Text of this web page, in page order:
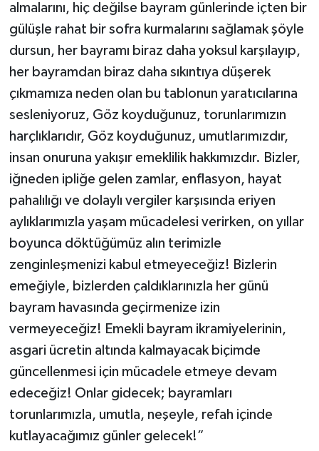
almalarını, hiç değilse bayram günlerinde içten bir
gülüşle rahat bir sofra kurmalarını sağlamak şöyle
dursun, her bayramı biraz daha yoksul karşılayıp,
her bayramdan biraz daha sıkıntıya düşerek
çıkmamıza neden olan bu tablonun yaratıcılarına
sesleniyoruz, Göz koyduğunuz, torunlarımızın
harçlıklarıdır, Göz koyduğunuz, umutlarımızdır,
insan onuruna yakışır emeklilik hakkımızdır. Bizler,
iğneden ipliğe gelen zamlar, enflasyon, hayat
pahalılığı ve dolaylı vergiler karşısında eriyen
aylıklarımızla yaşam mücadelesi verirken, on yıllar
boyunca döktüğümüz alın terimizle
zenginleşmenizi kabul etmeyeceğiz! Bizlerin
emeğiyle, bizlerden çaldıklarınızla her günü
bayram havasında geçirmenize izin
vermeyeceğiz! Emekli bayram ikramiyelerinin,
asgari ücretin altında kalmayacak biçimde
güncellenmesi için mücadele etmeye devam
edeceğiz! Onlar gidecek; bayramları
torunlarımızla, umutla, neşeyle, refah içinde
kutlayacağımız günler gelecek!”